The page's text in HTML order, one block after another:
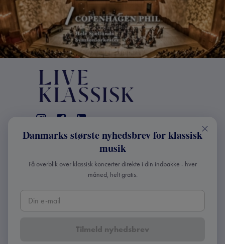
KONTAKT
info@liveklassisk.dk
Live Klassisk ApS
CVR 41507780
2026Live Klassisk •Fortroligheds- og
Danmarks største nyhedsbrev for klassisk
musik
Få overblik over klassisk koncerter direkte i din indbakke - hver
måned, helt gratis.
Tilmeld nyhedsbrev